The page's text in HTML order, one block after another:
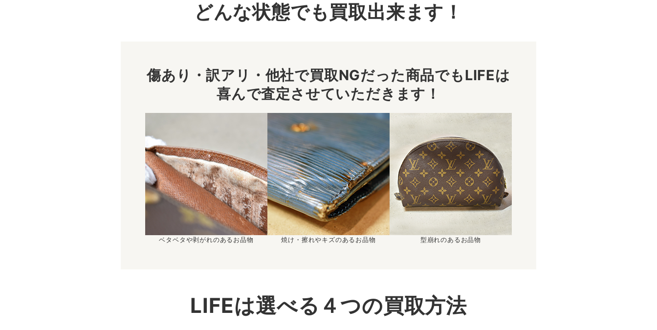
どんな状態でも買取出来ます！
傷あり・訳アリ・他社で買取NGだった商品でもLIFEは
喜んで査定させていただきます！
ベタベタや剥がれのあるお品物 焼け・擦れやキズのあるお品物 型崩れのあるお品物
LIFEは選べる４つの買取方法